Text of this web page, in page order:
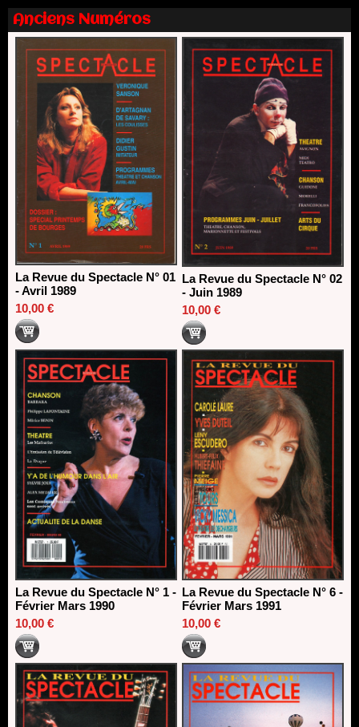
Nomination de Nathalie Garraud et Olivier Saccomano à la
direction du Théâtre de Gennevilliers - CDN
Dispositif SACD Auteurs d'espaces : les lauréats 2026
18/03/2026
Anciens Numéros
La Revue du Spectacle N° 01
- Avril 1989
10,00 €
La Revue du Spectacle N° 02
- Juin 1989
10,00 €
La Revue du Spectacle N° 1 -
Février Mars 1990
10,00 €
La Revue du Spectacle N° 6 -
Février Mars 1991
10,00 €